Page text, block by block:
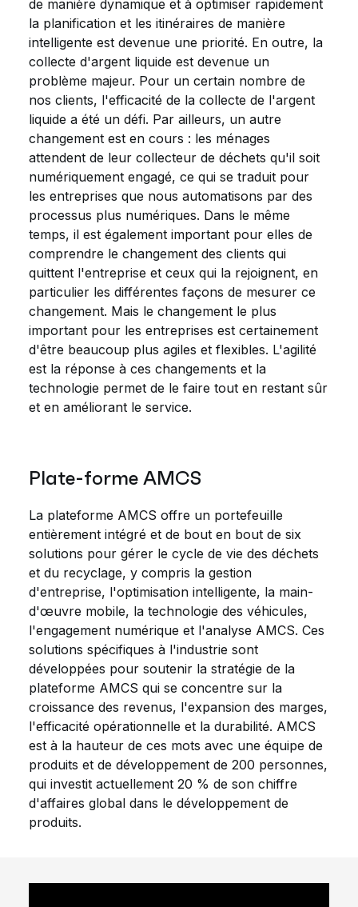
de manière dynamique et à optimiser rapidement
la planification et les itinéraires de manière
intelligente est devenue une priorité. En outre, la
collecte d'argent liquide est devenue un
problème majeur. Pour un certain nombre de
nos clients, l'efficacité de la collecte de l'argent
liquide a été un défi. Par ailleurs, un autre
changement est en cours : les ménages
attendent de leur collecteur de déchets qu'il soit
numériquement engagé, ce qui se traduit pour
les entreprises que nous automatisons par des
processus plus numériques. Dans le même
temps, il est également important pour elles de
comprendre le changement des clients qui
quittent l'entreprise et ceux qui la rejoignent, en
particulier les différentes façons de mesurer ce
changement. Mais le changement le plus
important pour les entreprises est certainement
d'être beaucoup plus agiles et flexibles. L'agilité
est la réponse à ces changements et la
technologie permet de le faire tout en restant sûr
et en améliorant le service.
Plate-forme AMCS
La plateforme AMCS offre un portefeuille
entièrement intégré et de bout en bout de six
solutions pour gérer le cycle de vie des déchets
et du recyclage, y compris la gestion
d'entreprise, l'optimisation intelligente, la main-
d'œuvre mobile, la technologie des véhicules,
l'engagement numérique et l'analyse AMCS. Ces
solutions spécifiques à l'industrie sont
développées pour soutenir la stratégie de la
plateforme AMCS qui se concentre sur la
croissance des revenus, l'expansion des marges,
l'efficacité opérationnelle et la durabilité. AMCS
est à la hauteur de ces mots avec une équipe de
produits et de développement de 200 personnes,
qui investit actuellement 20 % de son chiffre
d'affaires global dans le développement de
produits.